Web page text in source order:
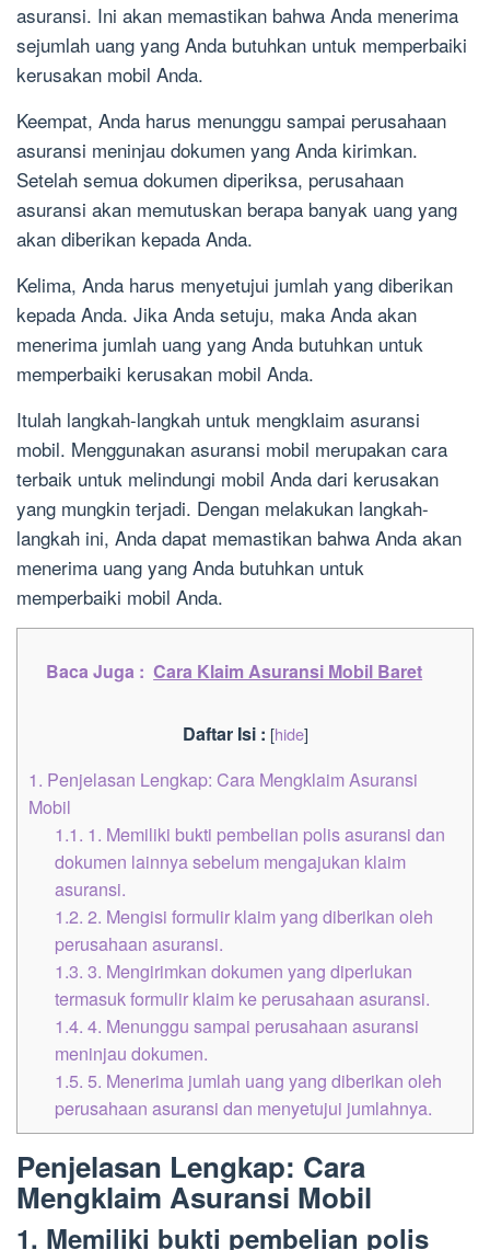
asuransi. Ini akan memastikan bahwa Anda menerima
sejumlah uang yang Anda butuhkan untuk memperbaiki
kerusakan mobil Anda.
Keempat, Anda harus menunggu sampai perusahaan
asuransi meninjau dokumen yang Anda kirimkan.
Setelah semua dokumen diperiksa, perusahaan
asuransi akan memutuskan berapa banyak uang yang
akan diberikan kepada Anda.
Kelima, Anda harus menyetujui jumlah yang diberikan
kepada Anda. Jika Anda setuju, maka Anda akan
menerima jumlah uang yang Anda butuhkan untuk
memperbaiki kerusakan mobil Anda.
Itulah langkah-langkah untuk mengklaim asuransi
mobil. Menggunakan asuransi mobil merupakan cara
terbaik untuk melindungi mobil Anda dari kerusakan
yang mungkin terjadi. Dengan melakukan langkah-
langkah ini, Anda dapat memastikan bahwa Anda akan
menerima uang yang Anda butuhkan untuk
memperbaiki mobil Anda.
Baca Juga : Cara Klaim Asuransi Mobil Baret
Daftar Isi : [hide]
1. Penjelasan Lengkap: Cara Mengklaim Asuransi
Mobil
1.1. 1. Memiliki bukti pembelian polis asuransi dan
dokumen lainnya sebelum mengajukan klaim
asuransi.
1.2. 2. Mengisi formulir klaim yang diberikan oleh
perusahaan asuransi.
1.3. 3. Mengirimkan dokumen yang diperlukan
termasuk formulir klaim ke perusahaan asuransi.
1.4. 4. Menunggu sampai perusahaan asuransi
meninjau dokumen.
1.5. 5. Menerima jumlah uang yang diberikan oleh
perusahaan asuransi dan menyetujui jumlahnya.
Penjelasan Lengkap: Cara
Mengklaim Asuransi Mobil
1. Memiliki bukti pembelian polis